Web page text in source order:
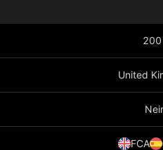
anzeigen
United
FCA